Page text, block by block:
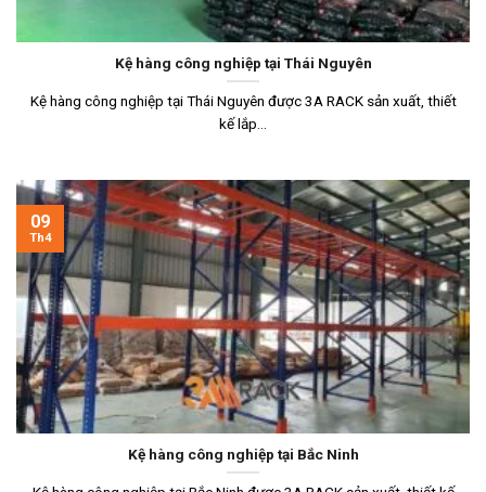
Kệ hàng công nghiệp tại Thái Nguyên
Kệ hàng công nghiệp tại Thái Nguyên được 3A RACK sản xuất, thiết
kế lắp...
Kệ hàng công nghiệp tại Bắc Ninh
09
Th4